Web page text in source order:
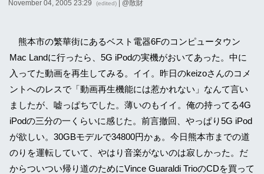
November 04, 2005 23:29 (edited) | @散財
熊本市の繁華街にあるベスト電器6Fのコンピュータウン
Mac Landに行ったら、5G iPodの実機がおいてあった。中に
入ってた動画を再生してみる。イイ。昨日のkeizoさんのコメ
ントへのレスで「動画再生機能には惹かれない」なんて言い
ましたが、嘘っぱちでした。薄いのもイイ。俺の持ってる4G
iPodの三分の一くらいに感じた。前言撤回、やっぱり5G iPod
が欲しい。30GBモデルで34800円かぁ。今日熊本市までの道
のりを運転していて、やはり音楽がないのは寂しかった。だ
からついつい帰り道のためにVince Guaraldi TrioのCDを買って